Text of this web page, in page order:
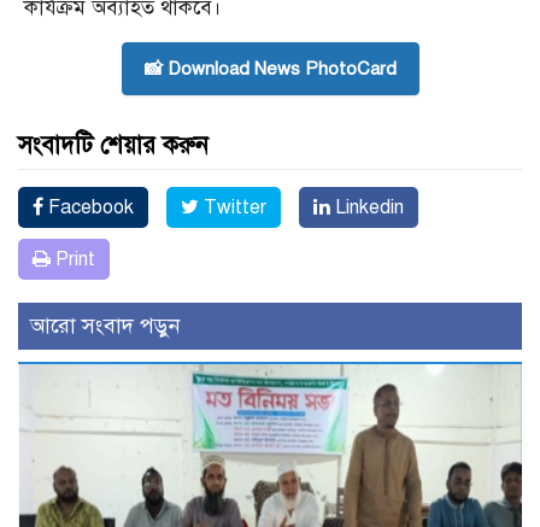
কার্যক্রম অব্যাহত থাকবে।
📸 Download News PhotoCard
সংবাদটি শেয়ার করুন
Facebook Twitter Linkedin
Print
আরো সংবাদ পড়ুন